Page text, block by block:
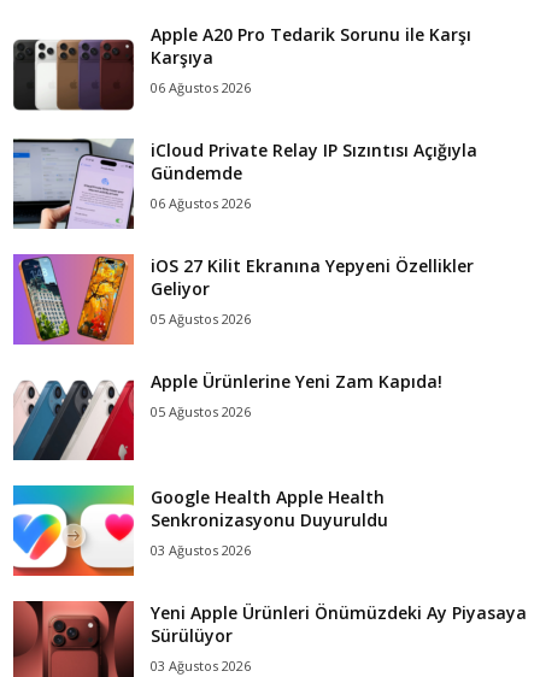
Apple A20 Pro Tedarik Sorunu ile Karşı
Karşıya
06 Ağustos 2026
iCloud Private Relay IP Sızıntısı Açığıyla
Gündemde
06 Ağustos 2026
iOS 27 Kilit Ekranına Yepyeni Özellikler
Geliyor
05 Ağustos 2026
Apple Ürünlerine Yeni Zam Kapıda!
05 Ağustos 2026
Google Health Apple Health
Senkronizasyonu Duyuruldu
03 Ağustos 2026
Yeni Apple Ürünleri Önümüzdeki Ay Piyasaya
Sürülüyor
03 Ağustos 2026